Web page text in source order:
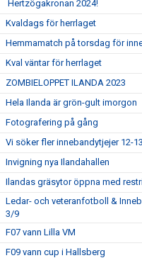
Hertzögakronan 2024!
Kvaldags för herrlaget
Hemmamatch på torsdag för
Kval väntar för herrlaget
ZOMBIELOPPET ILANDA 2023
Hela Ilanda är grön-gult imorgon
Fotografering på gång
Vi söker fler innebandytjejer 12-
Invigning nya Ilandahallen
Ilandas gräsytor öppna med
Ledar- och veteranfotboll &
3/9
F07 vann Lilla VM
F09 vann cup i Hallsberg